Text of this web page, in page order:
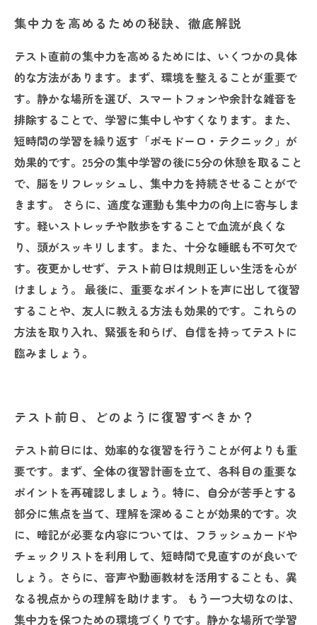
集中力を高めるための秘訣、徹底解説
テスト直前の集中力を高めるためには、いくつかの具体
的な方法があります。まず、環境を整えることが重要で
す。静かな場所を選び、スマートフォンや余計な雑音を
排除することで、学習に集中しやすくなります。また、
短時間の学習を繰り返す「ポモドーロ・テクニック」が
効果的です。25分の集中学習の後に5分の休憩を取ること
で、脳をリフレッシュし、集中力を持続させることがで
きます。 さらに、適度な運動も集中力の向上に寄与しま
す。軽いストレッチや散歩をすることで血流が良くな
り、頭がスッキリします。また、十分な睡眠も不可欠で
す。夜更かしせず、テスト前日は規則正しい生活を心が
けましょう。 最後に、重要なポイントを声に出して復習
することや、友人に教える方法も効果的です。これらの
方法を取り入れ、緊張を和らげ、自信を持ってテストに
臨みましょう。
テスト前日、どのように復習すべきか？
テスト前日には、効率的な復習を行うことが何よりも重
要です。まず、全体の復習計画を立て、各科目の重要な
ポイントを再確認しましょう。特に、自分が苦手とする
部分に焦点を当て、理解を深めることが効果的です。次
に、暗記が必要な内容については、フラッシュカードや
チェックリストを利用して、短時間で見直すのが良いで
しょう。さらに、音声や動画教材を活用することも、異
なる視点からの理解を助けます。 もう一つ大切なのは、
集中力を保つための環境づくりです。静かな場所で学習